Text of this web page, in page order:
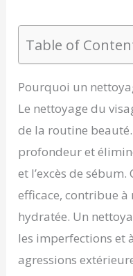
Table of
Pourquoi un
Le nettoyage du
de la routine
profondeur et
et l’excès de
efficace, contribue
hydratée. Un
les imperfections et
agressions